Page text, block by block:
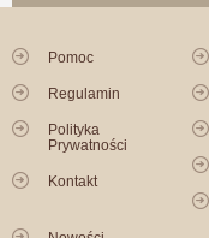
Pomoc
Regulamin
Polityka
Prywatności
Kontakt